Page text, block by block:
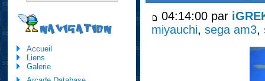
04:14:00 par
miyauchi,sega am3,
NAVIGATION
Accueil
Liens
Galerie